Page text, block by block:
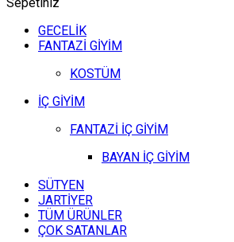
GECELİK
FANTAZİ GİYİM
KOSTÜM
İÇ GİYİM
FANTAZİ İÇ GİYİM
BAYAN İÇ GİYİM
SÜTYEN
JARTİYER
TÜM ÜRÜNLER
ÇOK SATANLAR